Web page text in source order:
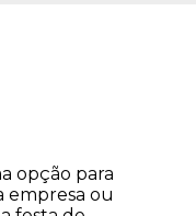
opção para
empresa ou